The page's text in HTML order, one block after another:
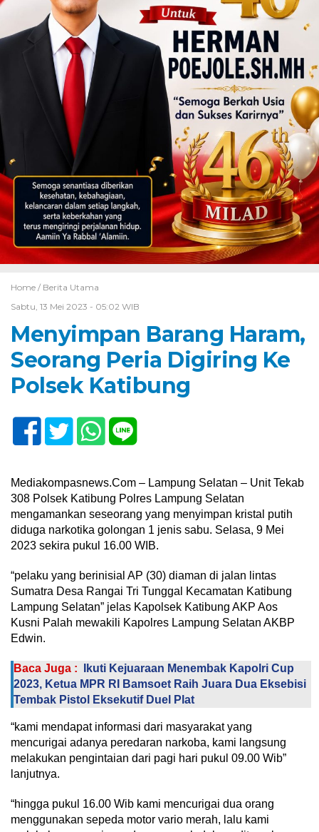
Home / Berita Utama
Sabtu, 13 Mei 2023 - 05:02 WIB
Menyimpan Barang Haram,
Seorang Peria Digiring Ke
Polsek Katibung
Mediakompasnews.Com – Lampung Selatan – Unit Tekab
308 Polsek Katibung Polres Lampung Selatan
mengamankan seseorang yang menyimpan kristal putih
diduga narkotika golongan 1 jenis sabu. Selasa, 9 Mei
2023 sekira pukul 16.00 WIB.
“pelaku yang berinisial AP (30) diaman di jalan lintas
Sumatra Desa Rangai Tri Tunggal Kecamatan Katibung
Lampung Selatan” jelas Kapolsek Katibung AKP Aos
Kusni Palah mewakili Kapolres Lampung Selatan AKBP
Edwin.
Baca Juga :
Ikuti Kejuaraan Menembak Kapolri Cup
2023, Ketua MPR RI Bamsoet Raih Juara Dua Eksebisi
Tembak Pistol Eksekutif Duel Plat
“kami mendapat informasi dari masyarakat yang
mencurigai adanya peredaran narkoba, kami langsung
melakukan pengintaian dari pagi hari pukul 09.00 Wib”
lanjutnya.
“hingga pukul 16.00 Wib kami mencurigai dua orang
menggunakan sepeda motor vario merah, lalu kami